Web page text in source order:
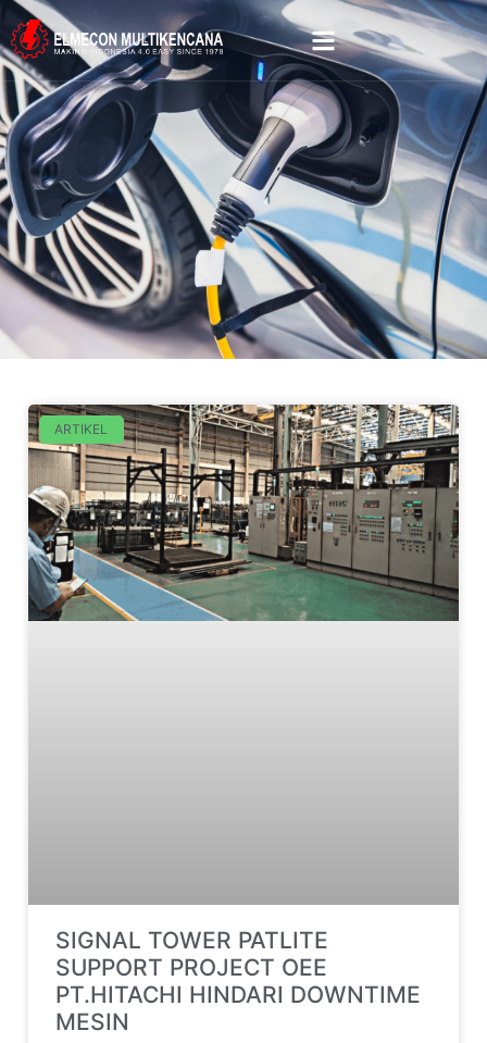
ARTIKEL
SIGNAL TOWER PATLITE
SUPPORT PROJECT OEE
PT.HITACHI HINDARI DOWNTIME
MESIN